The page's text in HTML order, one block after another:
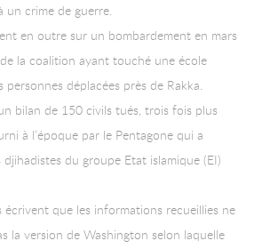
un crime de guerre.
en outre sur un bombardement en mars
la coalition ayant touché une école
personnes déplacées près de Rakka.
bilan de 150 civils tués, trois fois plus
à l’époque par le Pentagone qui a
djihadistes du groupe Etat islamique (EI)
écrivent que les informations recueillies ne
la version de Washington selon laquelle